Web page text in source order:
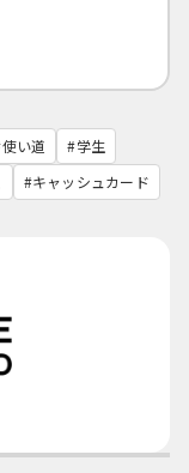
使い道
学生
キャッシュカード